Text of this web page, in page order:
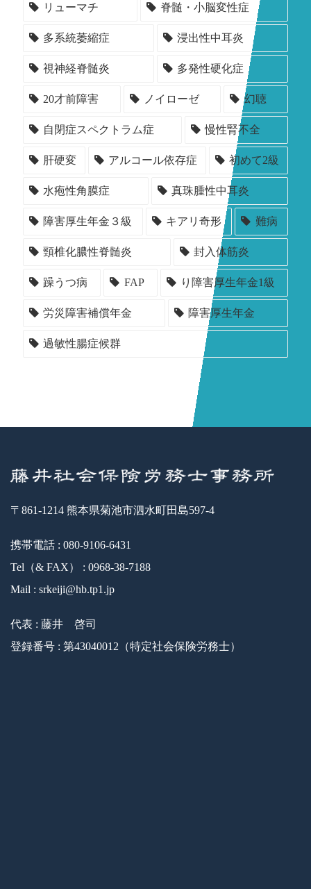
リューマチ 脊髄・小脳変性症
多系統萎縮症 浸出性中耳炎
視神経脊髄炎 多発性硬化症
20才前障害 ノイローゼ 幻聴
自閉症スペクトラム症 慢性腎不全
肝硬変 アルコール依存症 初めて2級
水疱性角膜症 真珠腫性中耳炎
障害厚生年金３級 キアリ奇形 難病
頸椎化膿性脊髄炎 封入体筋炎
躁うつ病 FAP り障害厚生年金1級
労災障害補償年金 障害厚生年金
過敏性腸症候群
〒861-1214 熊本県菊池市泗水町田島597-4
携帯電話 : 080-9106-6431
Tel（& FAX） : 0968-38-7188
Mail : srkeiji@hb.tp1.jp
代表 : 藤井 啓司
登録番号 : 第43040012（特定社会保険労務士）